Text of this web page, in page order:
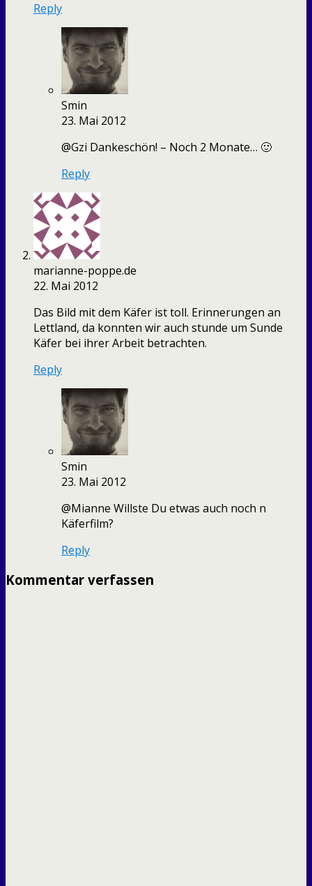
Reply
Smin
23. Mai 2012
@Gzi Dankeschön! – Noch 2 Monate… 🙂
Reply
marianne-poppe.de
22. Mai 2012
Das Bild mit dem Käfer ist toll. Erinnerungen an
Lettland, da konnten wir auch stunde um Sunde
Käfer bei ihrer Arbeit betrachten.
Reply
Smin
23. Mai 2012
@Mianne Willste Du etwas auch noch n
Käferfilm?
Reply
Kommentar verfassen